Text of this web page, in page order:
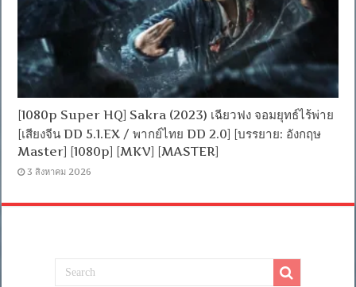
[1080p Super HQ] Sakra (2023) เฉียวฟง จอมยุทธ์ไร้พ่าย
[เสียงจีน DD 5.1.EX / พากย์ไทย DD 2.0] [บรรยาย: อังกฤษ
Master] [1080p] [MKV] [MASTER]
3 สิงหาคม 2026